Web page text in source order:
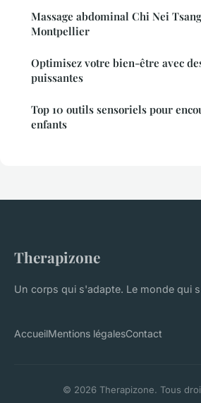
Massage abdominal Chi Nei
Montpellier
Optimisez votre bien-être avec
puissantes
Top 10 outils sensoriels pour
enfants
Therapizone
Un corps qui s'adapte. Le monde qui
AccueilMentions légalesContact
© 2026 Therapizone. Tous